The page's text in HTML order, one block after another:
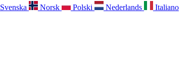
Svenska Norsk Polski Nederlands Italiano